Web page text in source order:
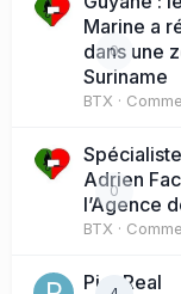
0
Marine a
dans une
Suriname
BTX ·
0
Adrien
l’Agence
BTX ·
PicoReal